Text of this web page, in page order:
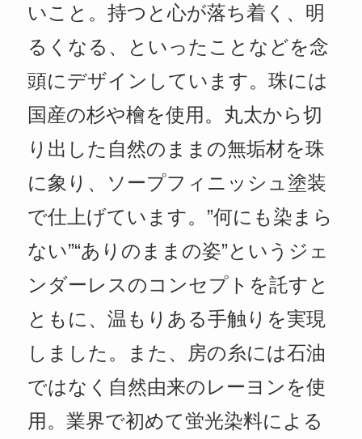
いこと。持つと心が落ち着く、明
るくなる、といったことなどを念
頭にデザインしています。珠には
国産の杉や檜を使用。丸太から切
り出した自然のままの無垢材を珠
に象り、ソープフィニッシュ塗装
で仕上げています。”何にも染まら
ない”“ありのままの姿”というジェ
ンダーレスのコンセプトを託すと
ともに、温もりある手触りを実現
しました。また、房の糸には石油
ではなく自然由来のレーヨンを使
用。業界で初めて蛍光染料による